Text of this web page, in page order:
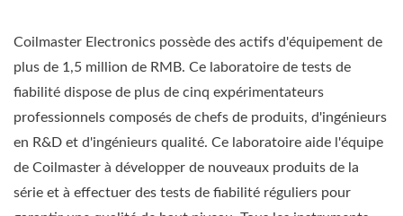
Coilmaster Electronics possède des actifs d'équipement de
plus de 1,5 million de RMB. Ce laboratoire de tests de
fiabilité dispose de plus de cinq expérimentateurs
professionnels composés de chefs de produits, d'ingénieurs
en R&D et d'ingénieurs qualité. Ce laboratoire aide l'équipe
de Coilmaster à développer de nouveaux produits de la
série et à effectuer des tests de fiabilité réguliers pour